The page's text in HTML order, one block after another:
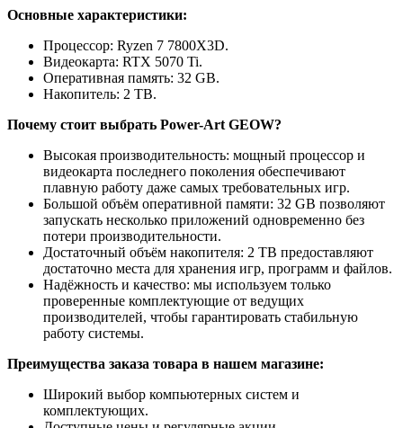
Основные характеристики:
Процессор: Ryzen 7 7800X3D.
Видеокарта: RTX 5070 Ti.
Оперативная память: 32 GB.
Накопитель: 2 TB.
Почему стоит выбрать Power-Art GEOW?
Высокая производительность: мощный процессор и
видеокарта последнего поколения обеспечивают
плавную работу даже самых требовательных игр.
Большой объём оперативной памяти: 32 GB позволяют
запускать несколько приложений одновременно без
потери производительности.
Достаточный объём накопителя: 2 TB предоставляют
достаточно места для хранения игр, программ и файлов.
Надёжность и качество: мы используем только
проверенные комплектующие от ведущих
производителей, чтобы гарантировать стабильную
работу системы.
Преимущества заказа товара в нашем магазине:
Широкий выбор компьютерных систем и
комплектующих.